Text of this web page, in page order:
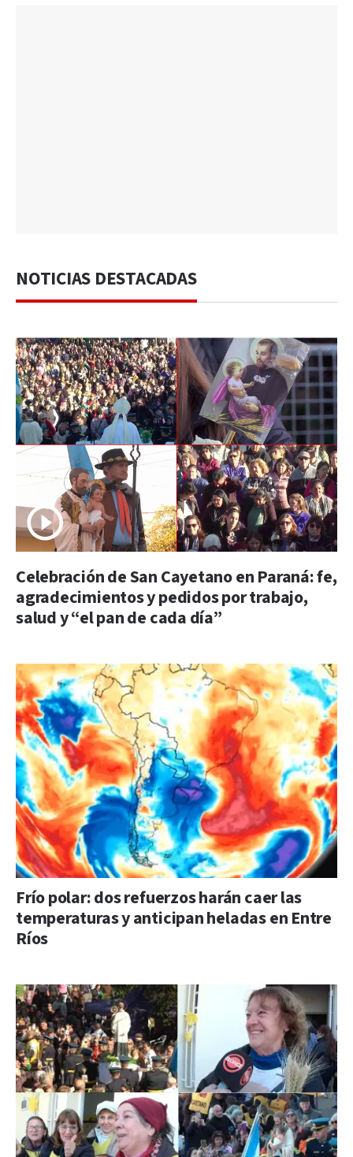
NOTICIAS DESTACADAS
Celebración de San Cayetano en Paraná: fe,
agradecimientos y pedidos por trabajo,
salud y “el pan de cada día”
Frío polar: dos refuerzos harán caer las
temperaturas y anticipan heladas en Entre
Ríos